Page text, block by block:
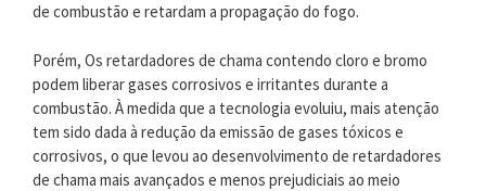
de combustão e retardam a propagação do fogo.
Porém, Os retardadores de chama contendo cloro e bromo
podem liberar gases corrosivos e irritantes durante a
combustão. À medida que a tecnologia evoluiu, mais atenção
tem sido dada à redução da emissão de gases tóxicos e
corrosivos, o que levou ao desenvolvimento de retardadores
de chama mais avançados e menos prejudiciais ao meio